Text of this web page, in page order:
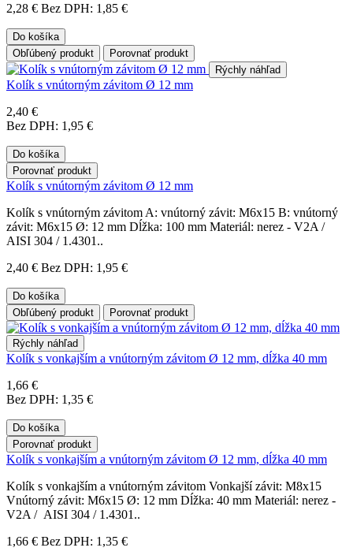
2,28 € Bez DPH: 1,85 €
Do košíka
Obľúbený produkt
Porovnať produkt
Rýchly náhľad
Kolík s vnútorným závitom Ø 12 mm
2,40 €
Bez DPH: 1,95 €
Do košíka
Porovnať produkt
Kolík s vnútorným závitom Ø 12 mm
Kolík s vnútorným závitom A: vnútorný závit: M6x15 B: vnútorný
závit: M6x15 Ø: 12 mm Dĺžka: 100 mm Materiál: nerez - V2A /
AISI 304 / 1.4301..
2,40 € Bez DPH: 1,95 €
Do košíka
Obľúbený produkt
Porovnať produkt
Rýchly náhľad
Kolík s vonkajším a vnútorným závitom Ø 12 mm, dĺžka 40 mm
1,66 €
Bez DPH: 1,35 €
Do košíka
Porovnať produkt
Kolík s vonkajším a vnútorným závitom Ø 12 mm, dĺžka 40 mm
Kolík s vonkajším a vnútorným závitom Vonkajší závit: M8x15
Vnútorný závit: M6x15 Ø: 12 mm Dĺžka: 40 mm Materiál: nerez -
V2A / AISI 304 / 1.4301..
1,66 € Bez DPH: 1,35 €